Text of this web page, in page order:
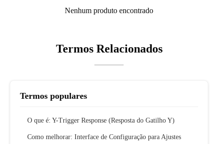
Nenhum produto encontrado
Termos Relacionados
Termos populares
O que é: Y-Trigger Response (Resposta do Gatilho Y)
Como melhorar: Interface de Configuração para Ajustes